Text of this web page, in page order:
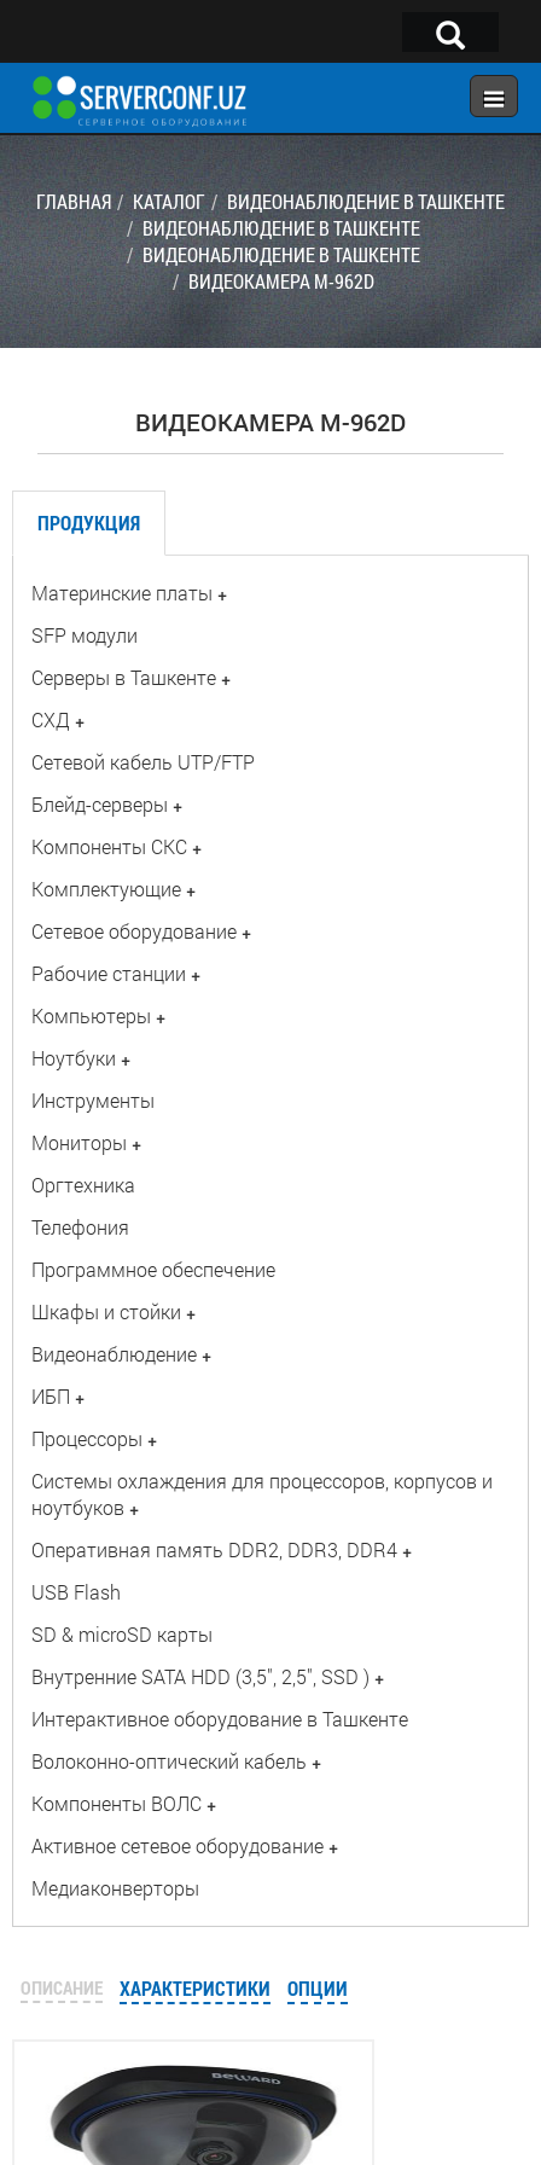
×
ГЛАВНАЯ
КОНФИГУРАТОР
КАТАЛОГ
Telegram:@serverconf_uz
Тел: (90) 932-18-00
ГЛАВНАЯ КАТАЛОГ
ВИДЕОНАБЛЮДЕНИЕ В ТАШКЕНТЕ
ВИДЕОНАБЛЮДЕНИЕ В ТАШКЕНТЕ
ВИДЕОНАБЛЮДЕНИЕ В ТАШКЕНТЕ
ВИДЕОКАМЕРА M-962D
ВИДЕОКАМЕРА M-962D
ПРОДУКЦИЯ
Материнские платы +
SFP модули
Серверы в Ташкенте +
СХД +
Сетевой кабель UTP/FTP
Блейд-серверы +
Компоненты СКС +
Комплектующие +
Сетевое оборудование +
Рабочие станции +
Компьютеры +
Ноутбуки +
Инструменты
Мониторы +
Оргтехника
Телефония
Программное обеспечение
Шкафы и стойки +
Видеонаблюдение +
ИБП +
Процессоры +
Системы охлаждения для процессоров, корпусов и
ноутбуков +
Оперативная память DDR2, DDR3, DDR4 +
USB Flash
SD & microSD карты
Внутренние SATA HDD (3,5", 2,5", SSD ) +
Интерактивное оборудование в Ташкенте
Волоконно-оптический кабель +
Компоненты ВОЛС +
Активное сетевое оборудование +
Медиаконверторы
ОПИСАНИЕ ХАРАКТЕРИСТИКИ ОПЦИИ